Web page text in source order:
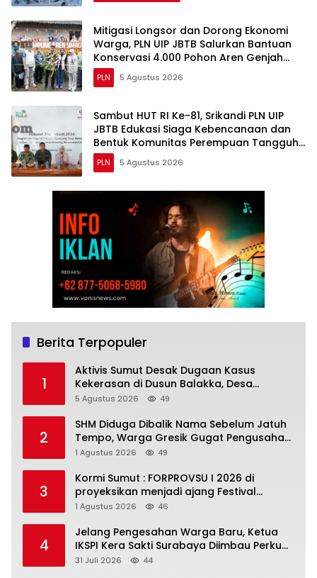
Mitigasi Longsor dan Dorong Ekonomi
Warga, PLN UIP JBTB Salurkan Bantuan
Konservasi 4.000 Pohon Aren Genjah
Asal Aceh di Banyuwangi
PLN 5 Agustus 2026
Sambut HUT RI Ke-81, Srikandi PLN UIP
JBTB Edukasi Siaga Kebencanaan dan
Bentuk Komunitas Perempuan Tangguh
Simacan Banyuwangi.
PLN 5 Agustus 2026
Berita Terpopuler
1
Aktivis Sumut Desak Dugaan Kasus
Kekerasan di Dusun Balakka, Desa
Gunung Malintang Diusut Tuntas
5 Agustus 2026 49
2
SHM Diduga Dibalik Nama Sebelum Jatuh
Tempo, Warga Gresik Gugat Pengusaha
Rokok dan Somasi Kepala Desa
1 Agustus 2026 49
3
Kormi Sumut : FORPROVSU I 2026 di
proyeksikan menjadi ajang Festival
Olahraga Masyarakat dengan Pegiat
1 Agustus 2026 46
4
Jelang Pengesahan Warga Baru, Ketua
IKSPI Kera Sakti Surabaya Diimbau Perkuat
Pembinaan dan Jaga Kondusivitas
31 Juli 2026 44